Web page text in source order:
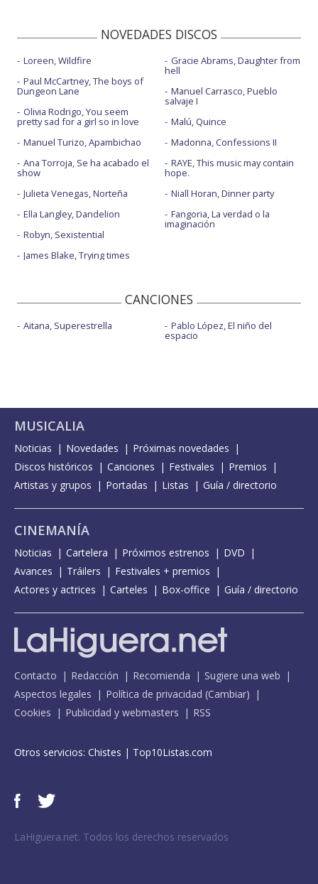
NOVEDADES DISCOS
Loreen, Wildfire
Paul McCartney, The boys of
Dungeon Lane
Olivia Rodrigo, You seem
pretty sad for a girl so in love
Manuel Turizo, Apambichao
Ana Torroja, Se ha acabado el
show
Julieta Venegas, Norteña
Ella Langley, Dandelion
Robyn, Sexistential
James Blake, Trying times
Gracie Abrams, Daughter from
hell
Manuel Carrasco, Pueblo
salvaje I
Malú, Quince
Madonna, Confessions II
RAYE, This music may contain
hope.
Niall Horan, Dinner party
Fangoria, La verdad o la
imaginación
CANCIONES
Aitana, Superestrella Pablo López, El niño del
espacio
MUSICALIA
Noticias Novedades
Próximas novedades
Discos históricos
Canciones Festivales
Premios
Artistas y grupos
Portadas Listas Guía / directorio
CINEMANÍA
Noticias Cartelera Próximos estrenos
DVD
Avances
Tráilers
Festivales + premios
Actores y actrices
Carteles Box-office Guía / directorio
Contacto Redacción Recomienda
Sugiere una web
Aspectos legales
Política de privacidad (Cambiar)
Cookies
Publicidad y webmasters RSS
Otros servicios: Chistes | Top10Listas.com
LaHiguera.net. Todos los derechos reservados